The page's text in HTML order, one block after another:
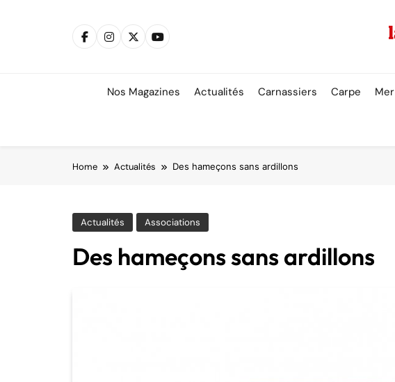
Nos Magazines Actualités Carnassiers Carpe Mer
Home Actualités Des hameçons sans ardillons
Actualités Associations
Des hameçons sans ardillons